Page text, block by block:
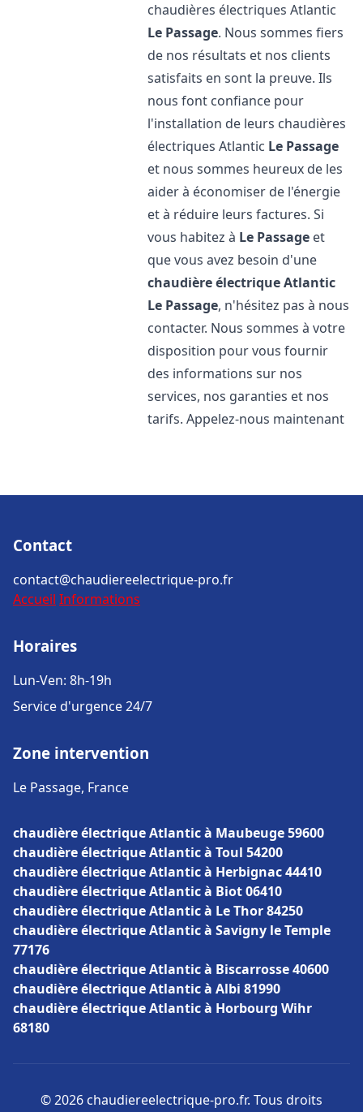
chaudières électriques Atlantic
Le Passage. Nous sommes fiers
de nos résultats et nos clients
satisfaits en sont la preuve. Ils
nous font confiance pour
l'installation de leurs chaudières
électriques Atlantic Le Passage
et nous sommes heureux de les
aider à économiser de l'énergie
et à réduire leurs factures. Si
vous habitez à Le Passage et
que vous avez besoin d'une
chaudière électrique Atlantic
Le Passage, n'hésitez pas à nous
contacter. Nous sommes à votre
disposition pour vous fournir
des informations sur nos
services, nos garanties et nos
tarifs. Appelez-nous maintenant
Contact
contact@chaudiereelectrique-pro.fr
Accueil Informations
Horaires
Lun-Ven: 8h-19h
Service d'urgence 24/7
Zone intervention
Le Passage, France
chaudière électrique Atlantic à Maubeuge 59600
chaudière électrique Atlantic à Toul 54200
chaudière électrique Atlantic à Herbignac 44410
chaudière électrique Atlantic à Biot 06410
chaudière électrique Atlantic à Le Thor 84250
chaudière électrique Atlantic à Savigny le Temple
77176
chaudière électrique Atlantic à Biscarrosse 40600
chaudière électrique Atlantic à Albi 81990
chaudière électrique Atlantic à Horbourg Wihr
68180
© 2026 chaudiereelectrique-pro.fr. Tous droits